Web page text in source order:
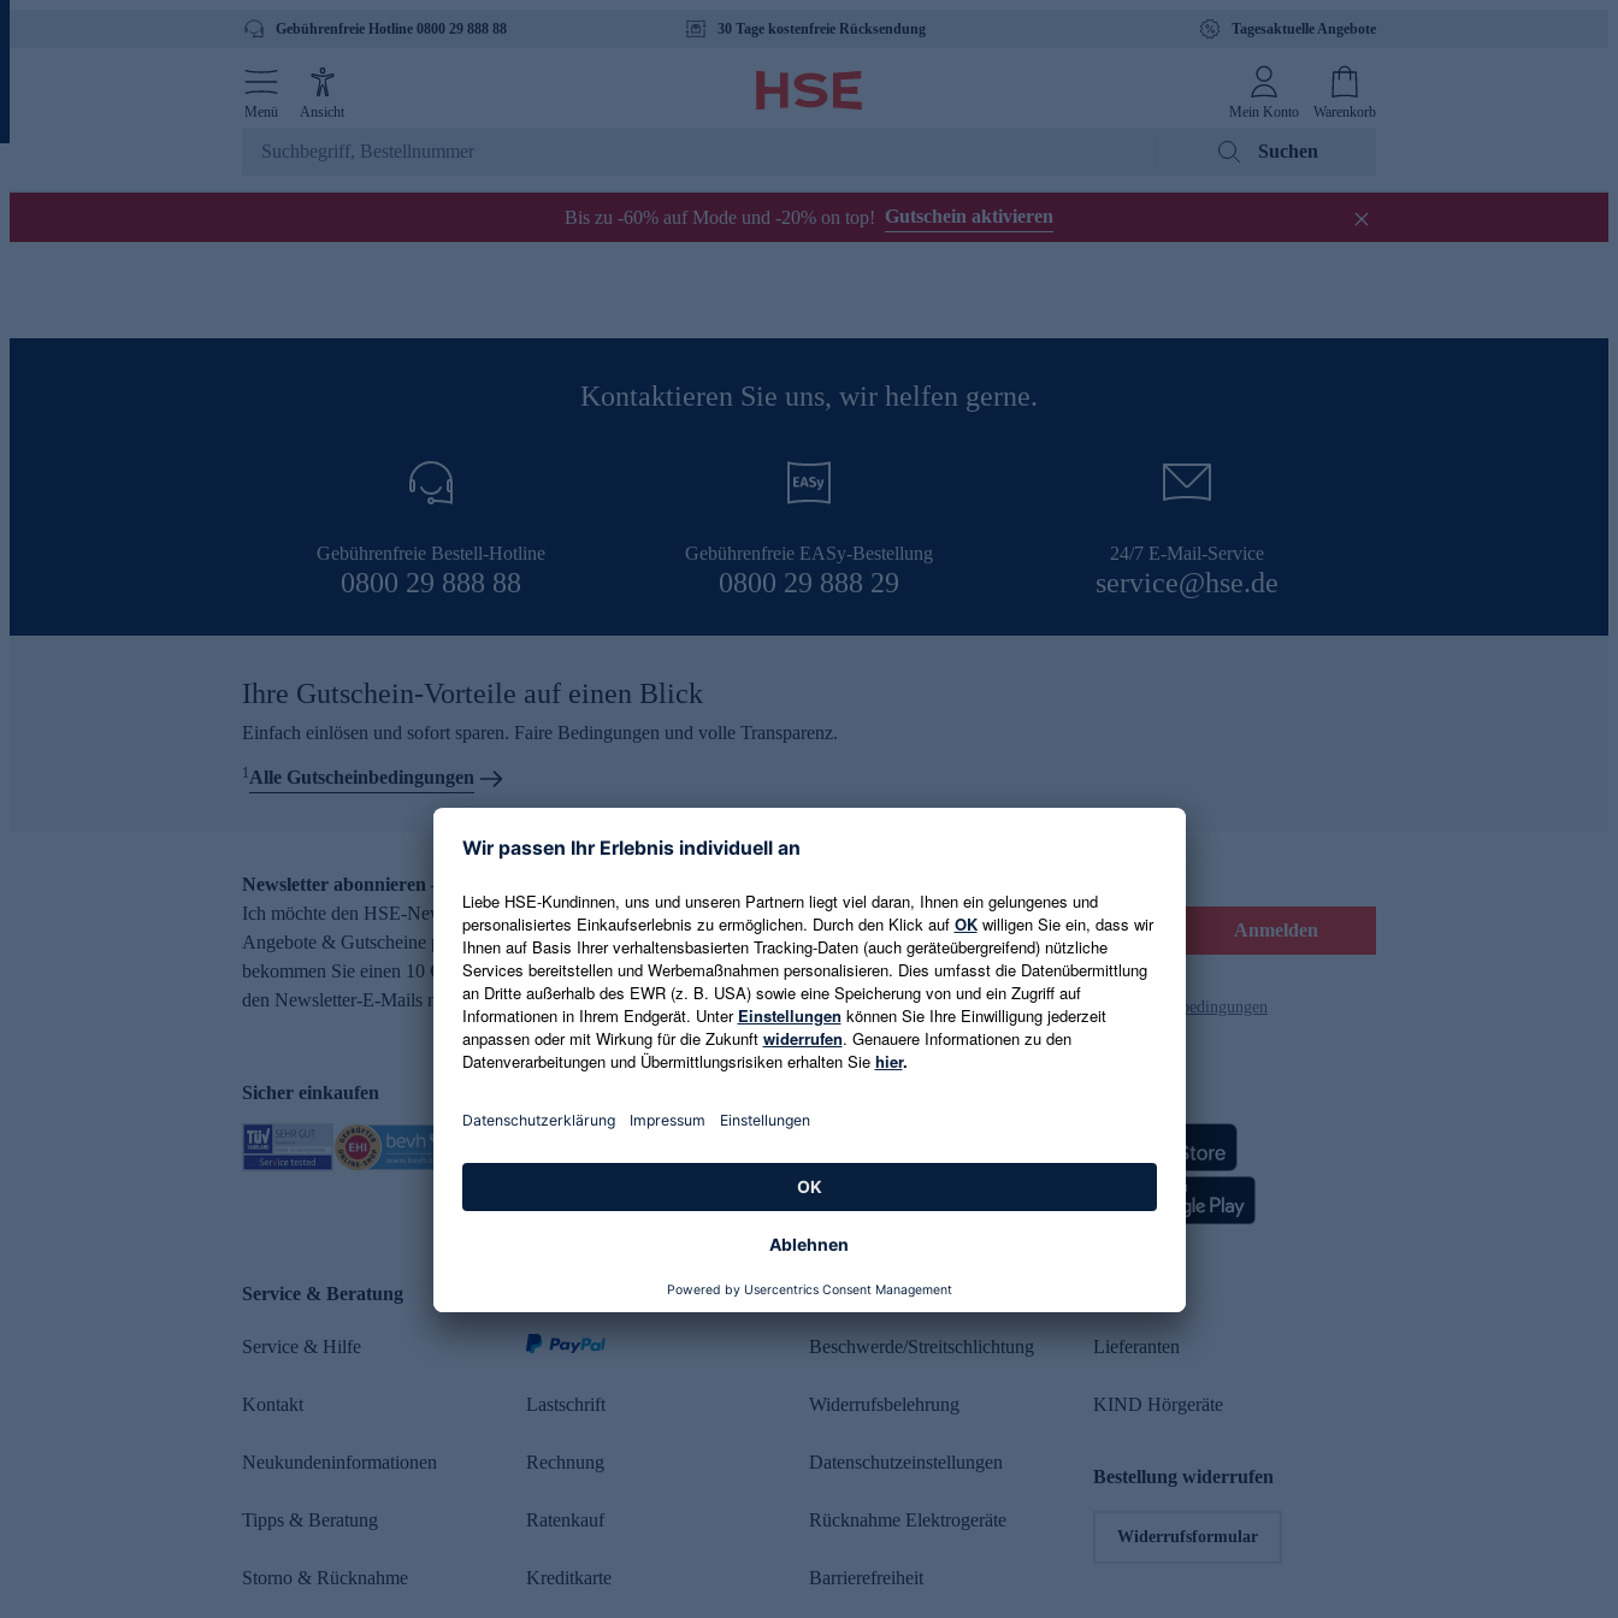
Gebührenfreie Hotline 0800 29 888 88 30 Tage kostenfreie Rücksendung Tagesaktuelle Angebote
Menü Ansicht Mein Konto Warenkorb
Suchen
Bis zu -60% auf Mode und -20% on top! Gutschein aktivieren
Kontaktieren Sie uns, wir helfen gerne.
Gebührenfreie Bestell-Hotline
0800 29 888 88
Gebührenfreie EASy-Bestellung
0800 29 888 29
24/7 E-Mail-Service
service@hse.de
Ihre Gutschein-Vorteile auf einen Blick
Einfach einlösen und sofort sparen. Faire Bedingungen und volle Transparenz.
1Alle Gutscheinbedingungen
Newsletter abonnieren – 10 € Gutschein erhalten
Ich möchte den HSE-Newsletter abonnieren und aktuelle Trends,
Angebote & Gutscheine per E-Mail erhalten. Als Dankeschön
bekommen Sie einen 10 € Gutschein. Eine Abmeldung ist jederzeit in
den Newsletter-E-Mails möglich.
E-Mail-Adresse eingeben Anmelden
Es gelten die Datenschutzrichtlinien und die Gutscheinbedingungen
Sicher einkaufen
Service & Beratung
Service & Hilfe
Kontakt
Neukundeninformationen
Tipps & Beratung
Storno & Rücknahme
Lastschrift
Rechnung
Ratenkauf
Kreditkarte
Rechtliches
Beschwerde/Streitschlichtung
Widerrufsbelehrung
Datenschutzeinstellungen
Rücknahme Elektrogeräte
Barrierefreiheit
Lieferanten
KIND Hörgeräte
Bestellung widerrufen
Widerrufsformular